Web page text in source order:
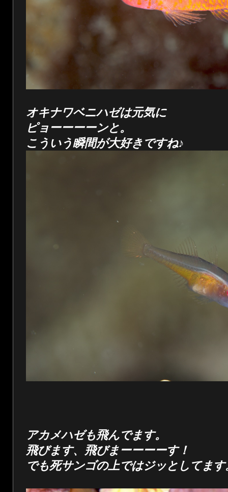
オキナワベニハゼは元気に
ピョーーーーンと。
こういう瞬間が大好きですね♪
アカメハゼも飛んでます。
飛びます、飛びまーーーーす！
でも死サンゴの上ではジッとしてます